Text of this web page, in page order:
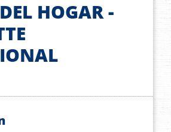
HOGAR -